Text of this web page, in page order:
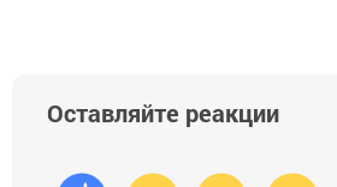
Оставляйте реакции